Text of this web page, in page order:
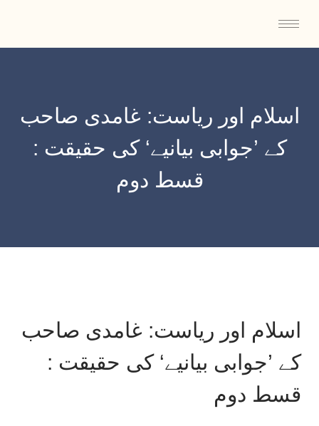
اسلام اور ریاست: غامدی صاحب
کے ’جوابی بیانیے‘ کی حقیقت :
قسط دوم
اسلام اور ریاست: غامدی صاحب
کے ’جوابی بیانیے‘ کی حقیقت :
قسط دوم